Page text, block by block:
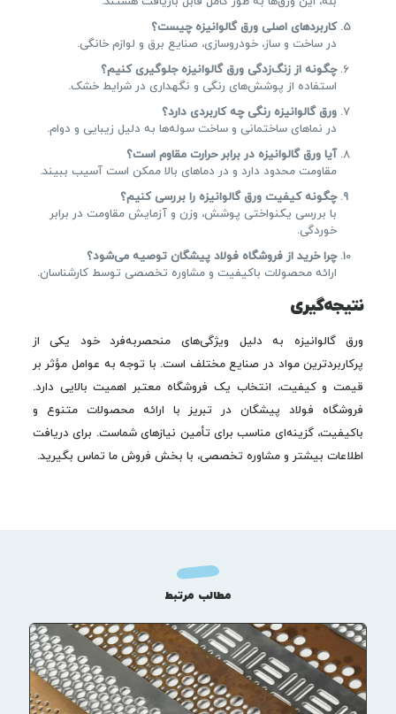
کاربردهای اصلی ورق گالوانیزه چیست؟
در ساخت و ساز، خودروسازی، صنایع برق و لوازم خانگی.
چگونه از زنگ‌زدگی ورق گالوانیزه جلوگیری کنیم؟
استفاده از پوشش‌های رنگی و نگهداری در شرایط خشک.
ورق گالوانیزه رنگی چه کاربردی دارد؟
در نماهای ساختمانی و ساخت سوله‌ها به دلیل زیبایی و دوام.
آیا ورق گالوانیزه در برابر حرارت مقاوم است؟
مقاومت محدود دارد و در دماهای بالا ممکن است آسیب ببیند.
چگونه کیفیت ورق گالوانیزه را بررسی کنیم؟
با بررسی یکنواختی پوشش، وزن و آزمایش مقاومت در برابر
خوردگی.
چرا خرید از فروشگاه فولاد پیشگان توصیه می‌شود؟
ارائه محصولات باکیفیت و مشاوره تخصصی توسط کارشناسان.
نتیجه‌گیری
ورق گالوانیزه به دلیل ویژگی‌های منحصربه‌فرد خود یکی از
پرکاربردترین مواد در صنایع مختلف است. با توجه به عوامل مؤثر بر
قیمت و کیفیت، انتخاب یک فروشگاه معتبر اهمیت بالایی دارد.
فروشگاه فولاد پیشگان در تبریز با ارائه محصولات متنوع و
باکیفیت، گزینه‌ای مناسب برای تأمین نیازهای شماست. برای دریافت
اطلاعات بیشتر و مشاوره تخصصی، با بخش فروش ما تماس بگیرید.
مطالب مرتبط